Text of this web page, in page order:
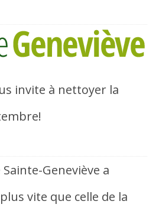
invite à nettoyer la
Geneviève a
vite que celle de la